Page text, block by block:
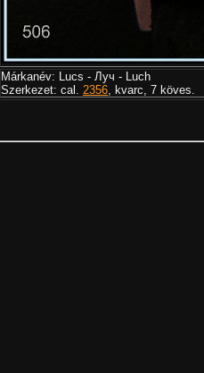
Márkanév: Lucs - Луч - Luch
Szerkezet: cal. 2356, kvarc, 7 köves.